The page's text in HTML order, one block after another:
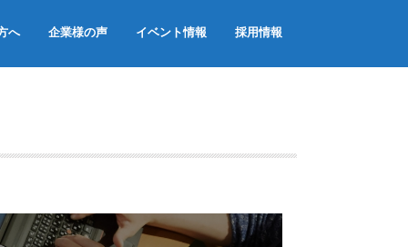
へ 企業様の声 イベント情報 採用情報